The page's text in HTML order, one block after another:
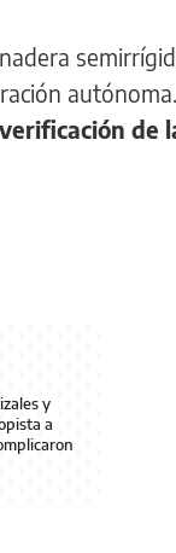
autónoma.
de
y
a